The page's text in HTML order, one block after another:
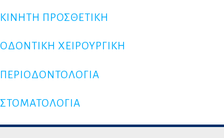
ΚΙΝΗΤΗ ΠΡΟΣΘΕΤΙΚΗ
ΟΔΟΝΤΙΚΗ ΧΕΙΡΟΥΡΓΙΚΗ
ΠΕΡΙΟΔΟΝΤΟΛΟΓΙΑ
ΣΤΟΜΑΤΟΛΟΓΙΑ